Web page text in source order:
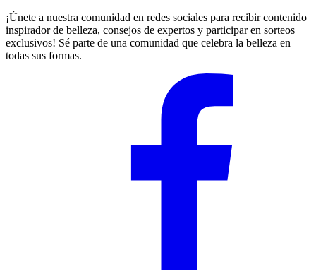
¡Únete a nuestra comunidad en redes sociales para recibir contenido
inspirador de belleza, consejos de expertos y participar en sorteos
exclusivos! Sé parte de una comunidad que celebra la belleza en
todas sus formas.